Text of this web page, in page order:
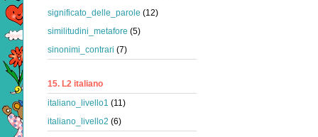
significato_delle_parole (12)
similitudini_metafore (5)
sinonimi_contrari (7)
15. L2 italiano
italiano_livello1 (11)
italiano_livello2 (6)